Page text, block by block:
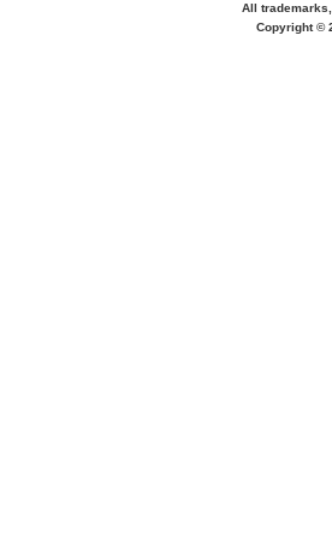
All
Copyright ©